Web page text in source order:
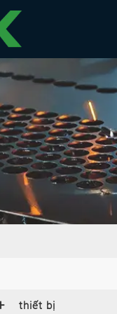
thiết bị